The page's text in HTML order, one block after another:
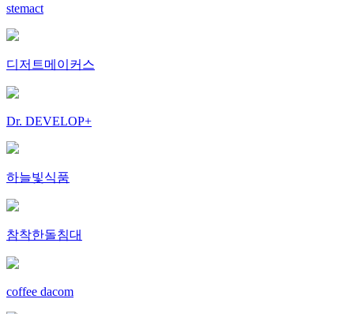
stemact
디저트메이커스
Dr. DEVELOP+
하늘빛식품
참착한돌침대
coffee dacom